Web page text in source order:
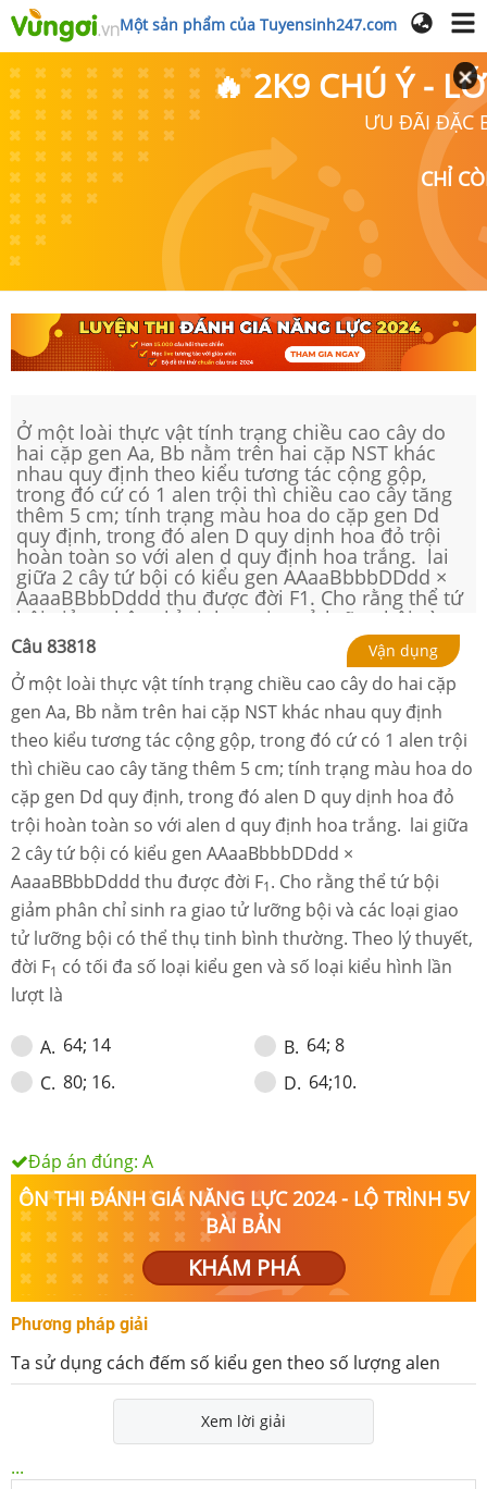
Một sản phẩm của Tuyensinh247.com
🔥 2K9 CHÚ Ý -
ƯU ĐÃI ĐẶC
CHỈ
Ở một loài thực vật tính trạng chiều cao cây do
hai cặp gen Aa, Bb nằm trên hai cặp NST khác
nhau quy định theo kiểu tương tác cộng gộp,
trong đó cứ có 1 alen trội thì chiều cao cây tăng
thêm 5 cm; tính trạng màu hoa do cặp gen Dd
quy định, trong đó alen D quy dịnh hoa đỏ trội
hoàn toàn so với alen d quy định hoa trắng. lai
giữa 2 cây tứ bội có kiểu gen AAaaBbbbDDdd ×
AaaaBBbbDddd thu được đời F1. Cho rằng thể tứ
bội giảm phân chỉ sinh ra giao tử lưỡng bội và
các loại giao tử lưỡng bội có thể thụ tinh bình
thường. Theo lý thuyết, đời F1 có tối đa số loại
kiểu gen và số loại kiểu hình lần lượt là
Câu 83818 Vận dụng
Ở một loài thực vật tính trạng chiều cao cây do hai cặp
gen Aa, Bb nằm trên hai cặp NST khác nhau quy định
theo kiểu tương tác cộng gộp, trong đó cứ có 1 alen trội
thì chiều cao cây tăng thêm 5 cm; tính trạng màu hoa do
cặp gen Dd quy định, trong đó alen D quy dịnh hoa đỏ
trội hoàn toàn so với alen d quy định hoa trắng. lai giữa
2 cây tứ bội có kiểu gen AAaaBbbbDDdd ×
AaaaBBbbDddd thu được đời F1. Cho rằng thể tứ bội
giảm phân chỉ sinh ra giao tử lưỡng bội và các loại giao
tử lưỡng bội có thể thụ tinh bình thường. Theo lý thuyết,
đời F1 có tối đa số loại kiểu gen và số loại kiểu hình lần
lượt là
A. 64; 14 B. 64; 8
C. 80; 16. D. 64;10.
Đáp án đúng: A
ÔN THI ĐÁNH GIÁ NĂNG LỰC 2024 - LỘ TRÌNH 5V
BÀI BẢN
KHÁM PHÁ
Phương pháp giải
Ta sử dụng cách đếm số kiểu gen theo số lượng alen
Xem lời giải
...